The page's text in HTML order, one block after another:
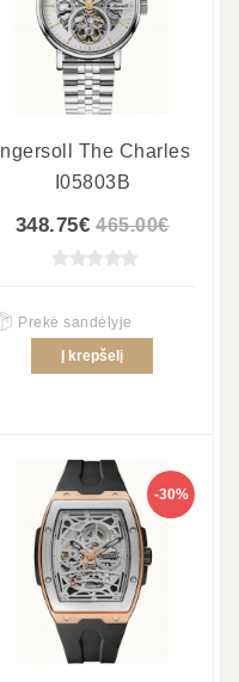
Ingersoll The Charles
I05803B
348.75€ 465.00€
Prekė sandėlyje
Į krepšelį
-30%